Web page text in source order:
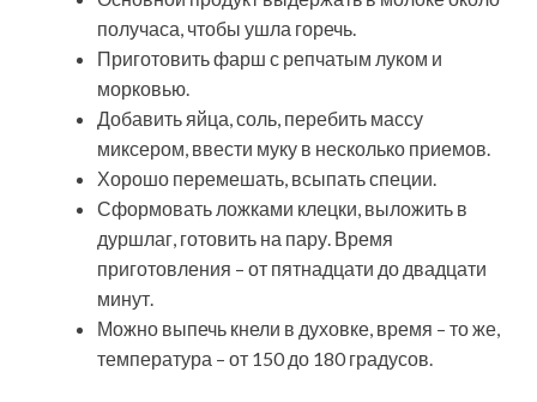
получаса, чтобы ушла горечь.
Приготовить фарш с репчатым луком и
морковью.
Добавить яйца, соль, перебить массу
миксером, ввести муку в несколько приемов.
Хорошо перемешать, всыпать специи.
Сформовать ложками клецки, выложить в
дуршлаг, готовить на пару. Время
приготовления – от пятнадцати до двадцати
минут.
Можно выпечь кнели в духовке, время – то же,
температура – от 150 до 180 градусов.